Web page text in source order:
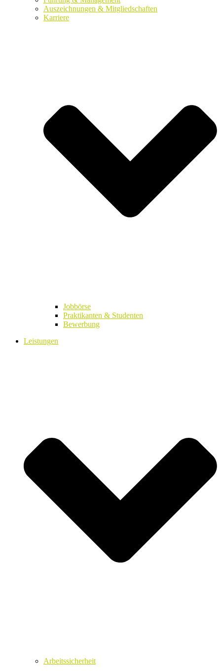
Auszeichnungen & Mitgliedschaften
Karriere
Jobbörse
Praktikanten & Studenten
Bewerbung
Leistungen
Arbeitssicherheit